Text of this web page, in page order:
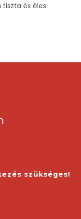
és éles
szükséges!